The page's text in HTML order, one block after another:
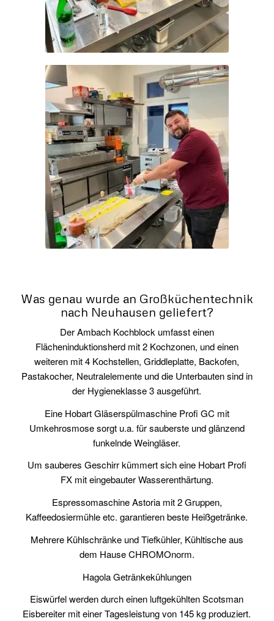
Was genau wurde an Großküchentechnik
nach Neuhausen geliefert?
Der Ambach Kochblock umfasst einen
Flächeninduktionsherd mit 2 Kochzonen, und einen
weiteren mit 4 Kochstellen, Griddleplatte, Backofen,
Pastakocher, Neutralelemente und die Unterbauten sind in
der Hygieneklasse 3 ausgeführt.
Eine Hobart Gläserspülmaschine Profi GC mit
Umkehrosmose sorgt u.a. für sauberste und glänzend
funkelnde Weingläser.
Um sauberes Geschirr kümmert sich eine Hobart Profi
FX mit eingebauter Wasserenthärtung.
Espressomaschine Astoria mit 2 Gruppen,
Kaffeedosiermühle etc. garantieren beste Heißgetränke.
Mehrere Kühlschränke und Tiefkühler, Kühltische aus
dem Hause CHROMOnorm.
Hagola Getränkekühlungen
Eiswürfel werden durch einen luftgekühlten Scotsman
Eisbereiter mit einer Tagesleistung von 145 kg produziert.